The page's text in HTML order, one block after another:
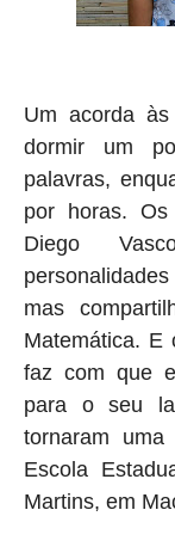
Um acorda
dormir um
palavras,
por horas.
Diego
mas
Matemática. E
faz com que
para o seu
tornaram
Escola
Martins, em